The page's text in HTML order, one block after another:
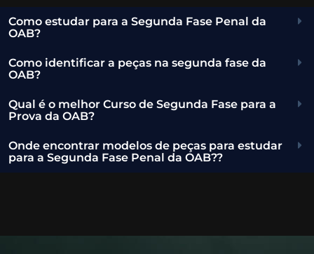
Como estudar para a Segunda Fase Penal da
OAB?
Como identificar a peças na segunda fase da
OAB?
Qual é o melhor Curso de Segunda Fase para a
Prova da OAB?
Onde encontrar modelos de peças para estudar
para a Segunda Fase Penal da OAB??